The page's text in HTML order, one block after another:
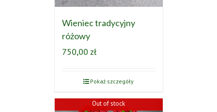
Wieniec tradycyjny
różowy
750,00 zł
Pokaż szczegóły
Out of stock